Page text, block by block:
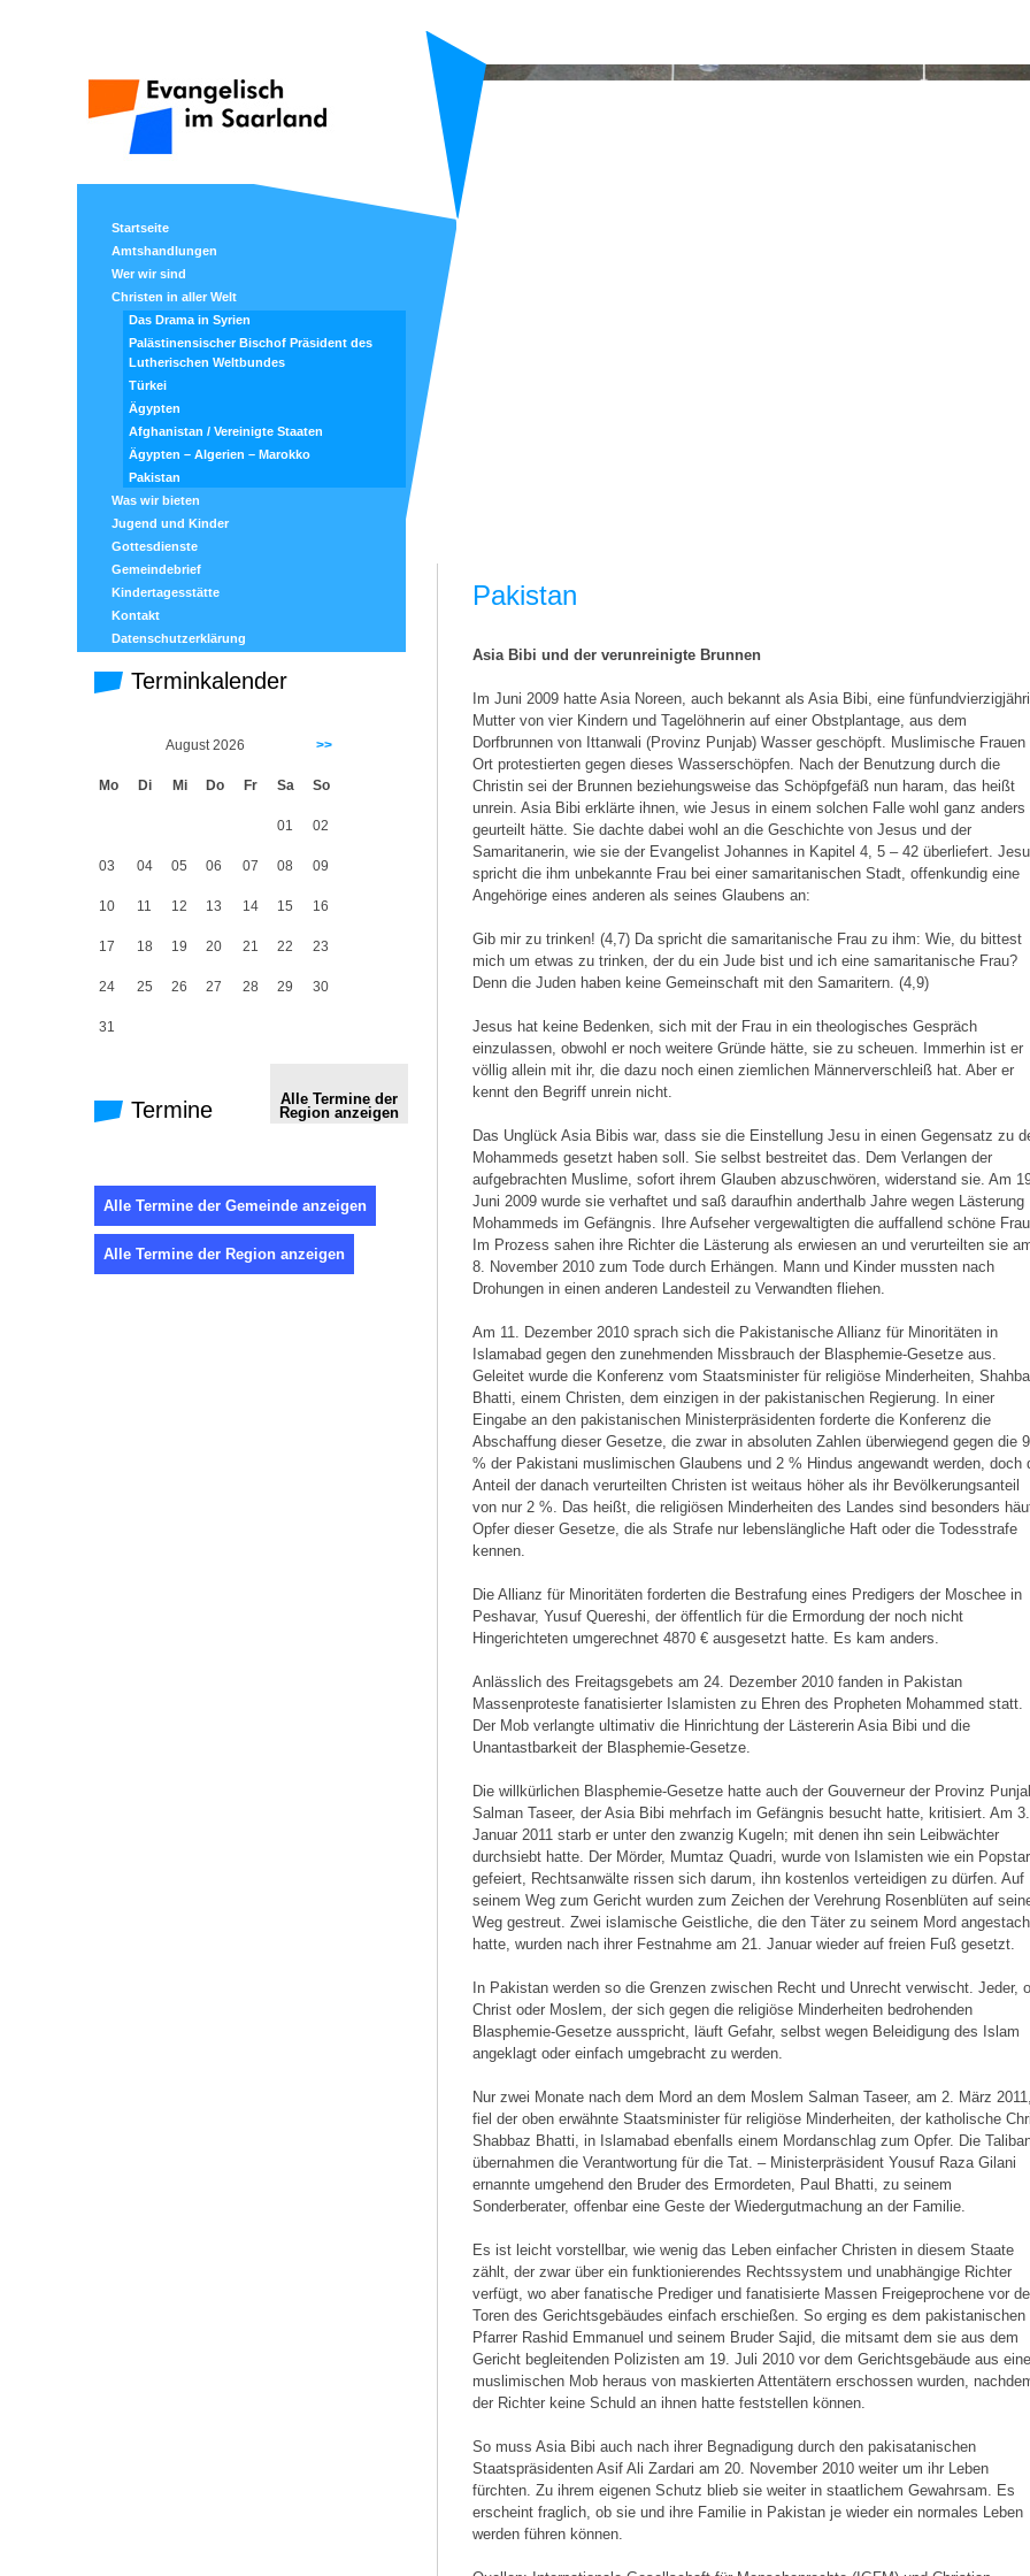
Startseite
Amtshandlungen
Wer wir sind
Christen in aller Welt
Das Drama in Syrien
Palästinensischer Bischof Präsident des
Lutherischen Weltbundes
Türkei
Ägypten
Afghanistan / Vereinigte Staaten
Ägypten – Algerien – Marokko
Pakistan
Was wir bieten
Jugend und Kinder
Gottesdienste
Gemeindebrief
Kindertagesstätte
Kontakt
Datenschutzerklärung
Terminkalender
August 2026 >>
Mo Di Mi Do Fr Sa So
01 02
03 04 05 06 07 08 09
10 11 12 13 14 15 16
17 18 19 20 21 22 23
24 25 26 27 28 29 30
31
Termine
Alle Termine der
Region anzeigen
Alle Termine der Gemeinde anzeigen
Alle Termine der Region anzeigen
Pakistan
Asia Bibi und der verunreinigte Brunnen
Im Juni 2009 hatte Asia Noreen, auch bekannt als Asia Bibi, eine
Mutter von vier Kindern und Tagelöhnerin auf einer Obstplantage, aus dem
Dorfbrunnen von Ittanwali (Provinz Punjab) Wasser geschöpft. Muslimische Frauen
Ort protestierten gegen dieses Wasserschöpfen. Nach der Benutzung durch die
Christin sei der Brunnen beziehungsweise das Schöpfgefäß nun haram, das heißt
unrein. Asia Bibi erklärte ihnen, wie Jesus in einem solchen Falle wohl ganz anders
geurteilt hätte. Sie dachte dabei wohl an die Geschichte von Jesus und der
Samaritanerin, wie sie der Evangelist Johannes in Kapitel 4, 5 – 42 überliefert.
spricht die ihm unbekannte Frau bei einer samaritanischen Stadt, offenkundig eine
Angehörige eines anderen als seines Glaubens an:
Gib mir zu trinken! (4,7) Da spricht die samaritanische Frau zu ihm: Wie, du bittest
mich um etwas zu trinken, der du ein Jude bist und ich eine samaritanische Frau?
Denn die Juden haben keine Gemeinschaft mit den Samaritern. (4,9)
Jesus hat keine Bedenken, sich mit der Frau in ein theologisches Gespräch
einzulassen, obwohl er noch weitere Gründe hätte, sie zu scheuen. Immerhin ist er
völlig allein mit ihr, die dazu noch einen ziemlichen Männerverschleiß hat. Aber er
kennt den Begriff unrein nicht.
Das Unglück Asia Bibis war, dass sie die Einstellung Jesu in einen Gegensatz zu
Mohammeds gesetzt haben soll. Sie selbst bestreitet das. Dem Verlangen der
aufgebrachten Muslime, sofort ihrem Glauben abzuschwören, widerstand sie. Am
Juni 2009 wurde sie verhaftet und saß daraufhin anderthalb Jahre wegen Lästerung
Mohammeds im Gefängnis. Ihre Aufseher vergewaltigten die auffallend schöne
Im Prozess sahen ihre Richter die Lästerung als erwiesen an und verurteilten sie
8. November 2010 zum Tode durch Erhängen. Mann und Kinder mussten nach
Drohungen in einen anderen Landesteil zu Verwandten fliehen.
Am 11. Dezember 2010 sprach sich die Pakistanische Allianz für Minoritäten in
Islamabad gegen den zunehmenden Missbrauch der Blasphemie-Gesetze aus.
Geleitet wurde die Konferenz vom Staatsminister für religiöse Minderheiten,
Bhatti, einem Christen, dem einzigen in der pakistanischen Regierung. In einer
Eingabe an den pakistanischen Ministerpräsidenten forderte die Konferenz die
Abschaffung dieser Gesetze, die zwar in absoluten Zahlen überwiegend gegen die
% der Pakistani muslimischen Glaubens und 2 % Hindus angewandt werden, doch
Anteil der danach verurteilten Christen ist weitaus höher als ihr Bevölkerungsanteil
von nur 2 %. Das heißt, die religiösen Minderheiten des Landes sind besonders
Opfer dieser Gesetze, die als Strafe nur lebenslängliche Haft oder die Todesstrafe
kennen.
Die Allianz für Minoritäten forderten die Bestrafung eines Predigers der Moschee in
Peshavar, Yusuf Quereshi, der öffentlich für die Ermordung der noch nicht
Hingerichteten umgerechnet 4870 € ausgesetzt hatte. Es kam anders.
Anlässlich des Freitagsgebets am 24. Dezember 2010 fanden in Pakistan
Massenproteste fanatisierter Islamisten zu Ehren des Propheten Mohammed statt.
Der Mob verlangte ultimativ die Hinrichtung der Lästererin Asia Bibi und die
Unantastbarkeit der Blasphemie-Gesetze.
Die willkürlichen Blasphemie-Gesetze hatte auch der Gouverneur der Provinz
Salman Taseer, der Asia Bibi mehrfach im Gefängnis besucht hatte, kritisiert. Am 3.
Januar 2011 starb er unter den zwanzig Kugeln; mit denen ihn sein Leibwächter
durchsiebt hatte. Der Mörder, Mumtaz Quadri, wurde von Islamisten wie ein Popstar
gefeiert, Rechtsanwälte rissen sich darum, ihn kostenlos verteidigen zu dürfen. Auf
seinem Weg zum Gericht wurden zum Zeichen der Verehrung Rosenblüten auf
Weg gestreut. Zwei islamische Geistliche, die den Täter zu seinem Mord
hatte, wurden nach ihrer Festnahme am 21. Januar wieder auf freien Fuß gesetzt.
In Pakistan werden so die Grenzen zwischen Recht und Unrecht verwischt. Jeder,
Christ oder Moslem, der sich gegen die religiöse Minderheiten bedrohenden
Blasphemie-Gesetze ausspricht, läuft Gefahr, selbst wegen Beleidigung des Islam
angeklagt oder einfach umgebracht zu werden.
Nur zwei Monate nach dem Mord an dem Moslem Salman Taseer, am 2. März 2011,
fiel der oben erwähnte Staatsminister für religiöse Minderheiten, der katholische
Shabbaz Bhatti, in Islamabad ebenfalls einem Mordanschlag zum Opfer. Die
übernahmen die Verantwortung für die Tat. – Ministerpräsident Yousuf Raza Gilani
ernannte umgehend den Bruder des Ermordeten, Paul Bhatti, zu seinem
Sonderberater, offenbar eine Geste der Wiedergutmachung an der Familie.
Es ist leicht vorstellbar, wie wenig das Leben einfacher Christen in diesem Staate
zählt, der zwar über ein funktionierendes Rechtssystem und unabhängige Richter
verfügt, wo aber fanatische Prediger und fanatisierte Massen Freigeprochene vor
Toren des Gerichtsgebäudes einfach erschießen. So erging es dem pakistanischen
Pfarrer Rashid Emmanuel und seinem Bruder Sajid, die mitsamt dem sie aus dem
Gericht begleitenden Polizisten am 19. Juli 2010 vor dem Gerichtsgebäude aus
muslimischen Mob heraus von maskierten Attentätern erschossen wurden,
der Richter keine Schuld an ihnen hatte feststellen können.
So muss Asia Bibi auch nach ihrer Begnadigung durch den pakisatanischen
Staatspräsidenten Asif Ali Zardari am 20. November 2010 weiter um ihr Leben
fürchten. Zu ihrem eigenen Schutz blieb sie weiter in staatlichem Gewahrsam. Es
erscheint fraglich, ob sie und ihre Familie in Pakistan je wieder ein normales Leben
werden führen können.